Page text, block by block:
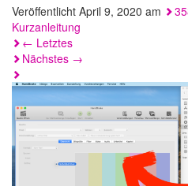
Veröffentlicht April 9, 2020 am
Kurzanleitung
← Letztes
Nächstes →